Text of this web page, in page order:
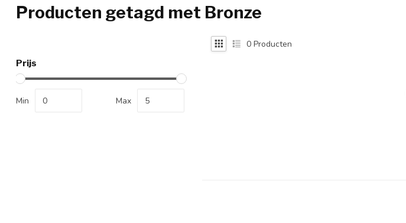
Producten getagd met Bronze
Prijs
Min Max
0 Producten